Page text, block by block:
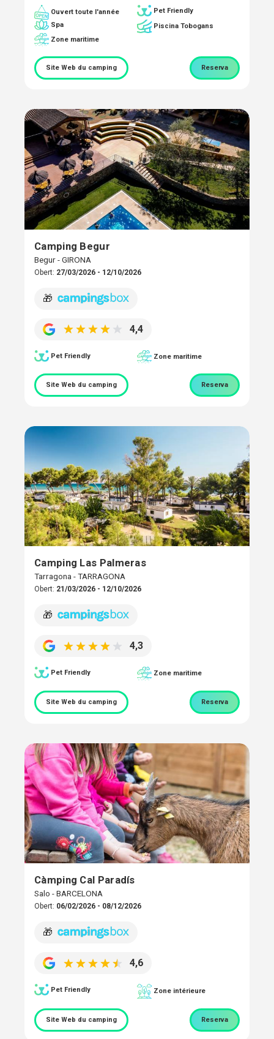
Ouvert toute l'année
Pet Friendly
Spa
Piscina Tobogans
Zone maritime
Site Web du camping Reserva
Camping Begur
Begur - GIRONA
Obert: 27/03/2026 - 12/10/2026
🎁
4,4
Pet Friendly Zone maritime
Site Web du camping Reserva
Camping Las Palmeras
Tarragona - TARRAGONA
Obert: 21/03/2026 - 12/10/2026
🎁
4,3
Pet Friendly Zone maritime
Site Web du camping Reserva
Càmping Cal Paradís
Salo - BARCELONA
Obert: 06/02/2026 - 08/12/2026
🎁
4,6
Pet Friendly Zone intérieure
Site Web du camping Reserva